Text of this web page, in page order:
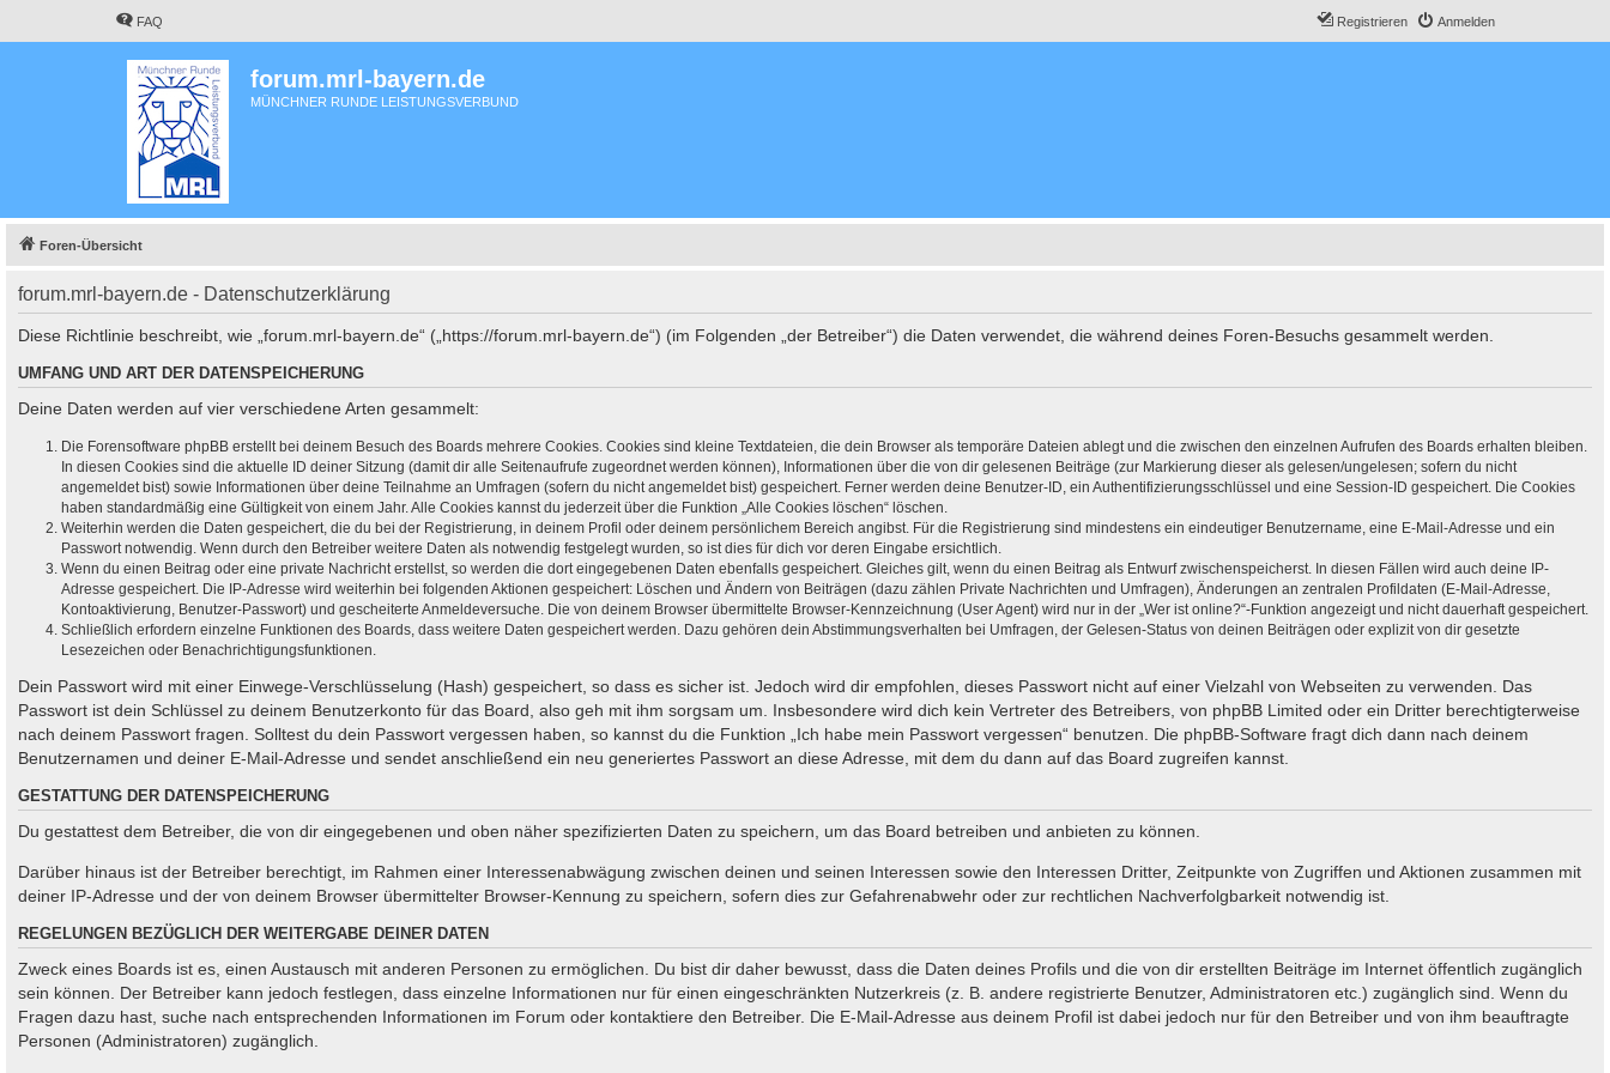
FAQ Anmelden
Registrieren
forum.mrl-bayern.de
MÜNCHNER RUNDE LEISTUNGSVERBUND
Foren-Übersicht
forum.mrl-bayern.de - Datenschutzerklärung
Diese Richtlinie beschreibt, wie „forum.mrl-bayern.de“ („https://forum.mrl-bayern.de“) (im Folgenden „der Betreiber“) die Daten verwendet, die während deines Foren-Besuchs gesammelt werden.
UMFANG UND ART DER DATENSPEICHERUNG
Deine Daten werden auf vier verschiedene Arten gesammelt:
Die Forensoftware phpBB erstellt bei deinem Besuch des Boards mehrere Cookies. Cookies sind kleine Textdateien, die dein Browser als temporäre Dateien ablegt und die zwischen den einzelnen Aufrufen des Boards erhalten bleiben.
In diesen Cookies sind die aktuelle ID deiner Sitzung (damit dir alle Seitenaufrufe zugeordnet werden können), Informationen über die von dir gelesenen Beiträge (zur Markierung dieser als gelesen/ungelesen; sofern du nicht
angemeldet bist) sowie Informationen über deine Teilnahme an Umfragen (sofern du nicht angemeldet bist) gespeichert. Ferner werden deine Benutzer-ID, ein Authentifizierungsschlüssel und eine Session-ID gespeichert. Die Cookies
haben standardmäßig eine Gültigkeit von einem Jahr. Alle Cookies kannst du jederzeit über die Funktion „Alle Cookies löschen“ löschen.
Weiterhin werden die Daten gespeichert, die du bei der Registrierung, in deinem Profil oder deinem persönlichem Bereich angibst. Für die Registrierung sind mindestens ein eindeutiger Benutzername, eine E-Mail-Adresse und ein
Passwort notwendig. Wenn durch den Betreiber weitere Daten als notwendig festgelegt wurden, so ist dies für dich vor deren Eingabe ersichtlich.
Wenn du einen Beitrag oder eine private Nachricht erstellst, so werden die dort eingegebenen Daten ebenfalls gespeichert. Gleiches gilt, wenn du einen Beitrag als Entwurf zwischenspeicherst. In diesen Fällen wird auch deine IP-
Adresse gespeichert. Die IP-Adresse wird weiterhin bei folgenden Aktionen gespeichert: Löschen und Ändern von Beiträgen (dazu zählen Private Nachrichten und Umfragen), Änderungen an zentralen Profildaten (E-Mail-Adresse,
Kontoaktivierung, Benutzer-Passwort) und gescheiterte Anmeldeversuche. Die von deinem Browser übermittelte Browser-Kennzeichnung (User Agent) wird nur in der „Wer ist online?“-Funktion angezeigt und nicht dauerhaft gespeichert.
Schließlich erfordern einzelne Funktionen des Boards, dass weitere Daten gespeichert werden. Dazu gehören dein Abstimmungsverhalten bei Umfragen, der Gelesen-Status von deinen Beiträgen oder explizit von dir gesetzte
Lesezeichen oder Benachrichtigungsfunktionen.
Dein Passwort wird mit einer Einwege-Verschlüsselung (Hash) gespeichert, so dass es sicher ist. Jedoch wird dir empfohlen, dieses Passwort nicht auf einer Vielzahl von Webseiten zu verwenden. Das
Passwort ist dein Schlüssel zu deinem Benutzerkonto für das Board, also geh mit ihm sorgsam um. Insbesondere wird dich kein Vertreter des Betreibers, von phpBB Limited oder ein Dritter berechtigterweise
nach deinem Passwort fragen. Solltest du dein Passwort vergessen haben, so kannst du die Funktion „Ich habe mein Passwort vergessen“ benutzen. Die phpBB-Software fragt dich dann nach deinem
Benutzernamen und deiner E-Mail-Adresse und sendet anschließend ein neu generiertes Passwort an diese Adresse, mit dem du dann auf das Board zugreifen kannst.
GESTATTUNG DER DATENSPEICHERUNG
Du gestattest dem Betreiber, die von dir eingegebenen und oben näher spezifizierten Daten zu speichern, um das Board betreiben und anbieten zu können.
Darüber hinaus ist der Betreiber berechtigt, im Rahmen einer Interessenabwägung zwischen deinen und seinen Interessen sowie den Interessen Dritter, Zeitpunkte von Zugriffen und Aktionen zusammen mit
deiner IP-Adresse und der von deinem Browser übermittelter Browser-Kennung zu speichern, sofern dies zur Gefahrenabwehr oder zur rechtlichen Nachverfolgbarkeit notwendig ist.
REGELUNGEN BEZÜGLICH DER WEITERGABE DEINER DATEN
Zweck eines Boards ist es, einen Austausch mit anderen Personen zu ermöglichen. Du bist dir daher bewusst, dass die Daten deines Profils und die von dir erstellten Beiträge im Internet öffentlich zugänglich
sein können. Der Betreiber kann jedoch festlegen, dass einzelne Informationen nur für einen eingeschränkten Nutzerkreis (z. B. andere registrierte Benutzer, Administratoren etc.) zugänglich sind. Wenn du
Fragen dazu hast, suche nach entsprechenden Informationen im Forum oder kontaktiere den Betreiber. Die E-Mail-Adresse aus deinem Profil ist dabei jedoch nur für den Betreiber und von ihm beauftragte
Personen (Administratoren) zugänglich.